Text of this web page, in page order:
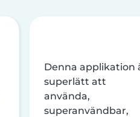
Denna applikation
superlätt att
använda,
superanvändbar,